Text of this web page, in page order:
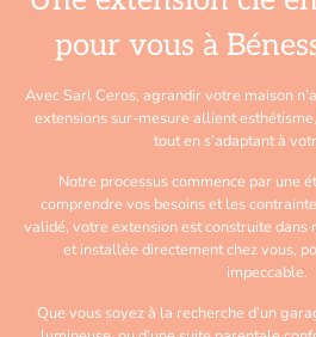
pour vous à
Avec Sarl Ceros, agrandir votre maison
extensions sur-mesure allient
tout en s’adaptant à
Notre processus commence par une
comprendre vos besoins et les
validé, votre extension est construite
et installée directement chez vous,
impeccable.
Que vous soyez à la recherche d’un